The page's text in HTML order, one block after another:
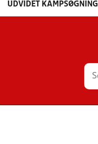
UDVIDET KAMPSØGNING